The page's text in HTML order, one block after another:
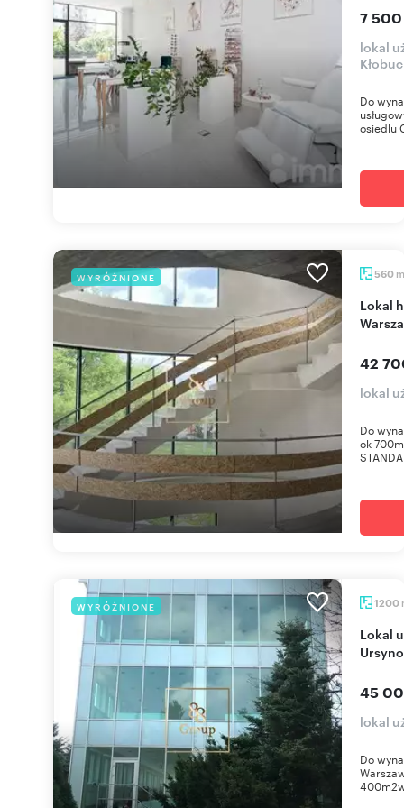
7 500
lokal
Do
osiedlu
WYRÓŻNIONE 560 m
Lokal handlowo-usługowy 700m2 z parkingiem -
42
lokal
Do
ok
WYRÓŻNIONE 1200
Lokal usługowy 1200m2 z windą i parkingiem na
45
lokal
Do